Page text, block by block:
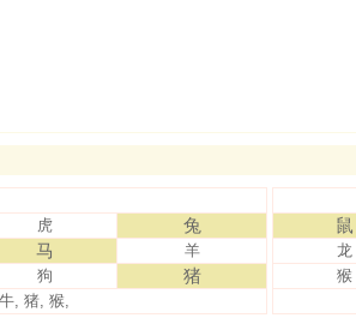
虎
兔
马 羊
狗 猪
, 猪, 猴,
鼠
龙
猴